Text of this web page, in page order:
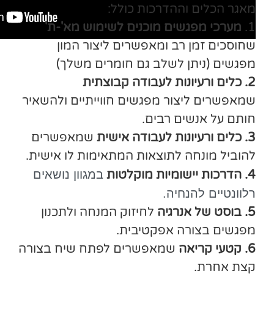
מאגר הכלים וההדרכות כולל:
1. מערכי מפגשים מוכנים לשימוש מא'-ת'
שחוסכים זמן רב ומאפשרים ליצור המון
מפגשים (ניתן לשלב גם חומרים משלך)
2. כלים ורעיונות לעבודה קבוצתית
שמאפשרים ליצור מפגשים חווייתיים ולהשאיר
חותם על אנשים רבים.
3. כלים ורעיונות לעבודה אישית
שמאפשרים
להוביל מונחה לתוצאות המתאימות לו אישית.
4. הדרכות יישומיות מוקלטות
במגוון נושאים
רלוונטיים להנחיה.
5. בוסט של אנרגיה
לחיזוק המנחה ולתכנון
מפגשים בצורה אפקטיבית.
6. קטעי קריאה
שמאפשרים לפתח שיח בצורה
קצת אחרת.